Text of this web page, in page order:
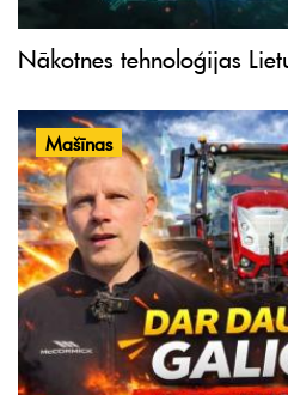
Nākotnes tehnoloģijas
Mašīnas